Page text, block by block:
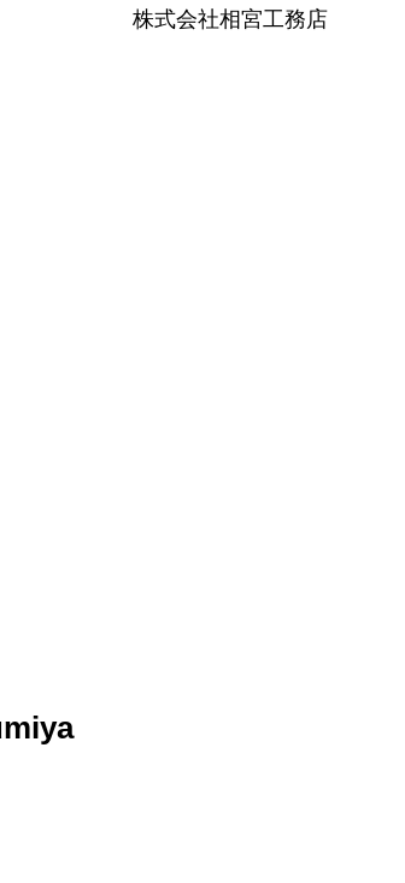
株式会社相宮工務店